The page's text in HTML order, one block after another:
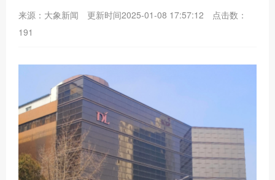
来源：大象新闻 更新时间2025-01-08 17:57:12
点击数：
191